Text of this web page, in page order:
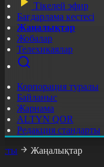
Тікелей эфир
Бағдарлама кестесі
Жаңалықтар
Жобалар
Телехикаялар
Корпорация туралы
Байланыс
Жарнама
ALTYN QOR
Редакция стандарты
Жаңалықтар